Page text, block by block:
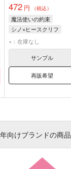
472 円 （税込）
魔法使いの約束
シノ×ヒースクリフ
シノ
ヒースクリフ
×：在庫なし
サンプル
再販希望
向けブランドの商